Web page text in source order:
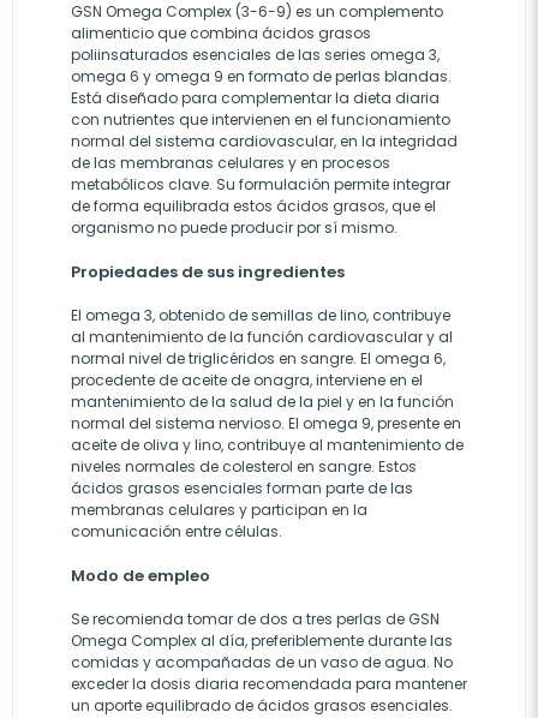
GSN Omega Complex (3-6-9) es un complemento
alimenticio que combina ácidos grasos
poliinsaturados esenciales de las series omega 3,
omega 6 y omega 9 en formato de perlas blandas.
Está diseñado para complementar la dieta diaria
con nutrientes que intervienen en el funcionamiento
normal del sistema cardiovascular, en la integridad
de las membranas celulares y en procesos
metabólicos clave. Su formulación permite integrar
de forma equilibrada estos ácidos grasos, que el
organismo no puede producir por sí mismo.
Propiedades de sus ingredientes
El omega 3, obtenido de semillas de lino, contribuye
al mantenimiento de la función cardiovascular y al
normal nivel de triglicéridos en sangre. El omega 6,
procedente de aceite de onagra, interviene en el
mantenimiento de la salud de la piel y en la función
normal del sistema nervioso. El omega 9, presente en
aceite de oliva y lino, contribuye al mantenimiento de
niveles normales de colesterol en sangre. Estos
ácidos grasos esenciales forman parte de las
membranas celulares y participan en la
comunicación entre células.
Modo de empleo
Se recomienda tomar de dos a tres perlas de GSN
Omega Complex al día, preferiblemente durante las
comidas y acompañadas de un vaso de agua. No
exceder la dosis diaria recomendada para mantener
un aporte equilibrado de ácidos grasos esenciales.